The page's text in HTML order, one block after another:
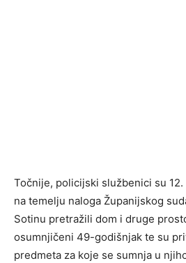
Točnije, policijski službenici su
na temelju naloga Županijskog
Sotinu pretražili dom i druge
osumnjičeni 49-godišnjak te su
predmeta za koje se sumnja u